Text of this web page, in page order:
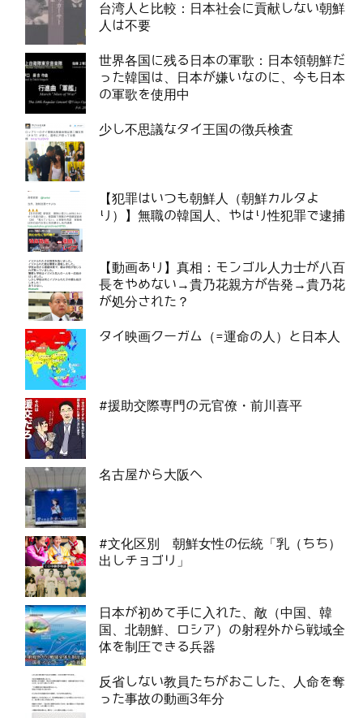
台湾人と比較：日本社会に貢献しない朝鮮
人は不要
世界各国に残る日本の軍歌：日本領朝鮮だ
った韓国は、日本が嫌いなのに、今も日本
の軍歌を使用中
少し不思議なタイ王国の徴兵検査
【犯罪はいつも朝鮮人（朝鮮カルタよ
り）】無職の韓国人、やはり性犯罪で逮捕
【動画あり】真相：モンゴル人力士が八百
長をやめない→貴乃花親方が告発→貴乃花
が処分された？
タイ映画クーガム（=運命の人）と日本人
#援助交際専門の元官僚・前川喜平
名古屋から大阪へ
#文化区別 朝鮮女性の伝統「乳（ちち）
出しチョゴリ」
日本が初めて手に入れた、敵（中国、韓
国、北朝鮮、ロシア）の射程外から戦域全
体を制圧できる兵器
反省しない教員たちがおこした、人命を奪
った事故の動画3年分